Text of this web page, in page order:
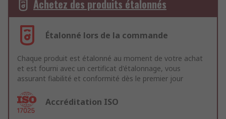
Achetez des produits étalonnés
Étalonné lors de la commande
Chaque produit est étalonné au moment de votre achat
et est fourni avec un certificat d'étalonnage, vous
assurant fiabilité et conformité dès le premier jour
Accréditation ISO